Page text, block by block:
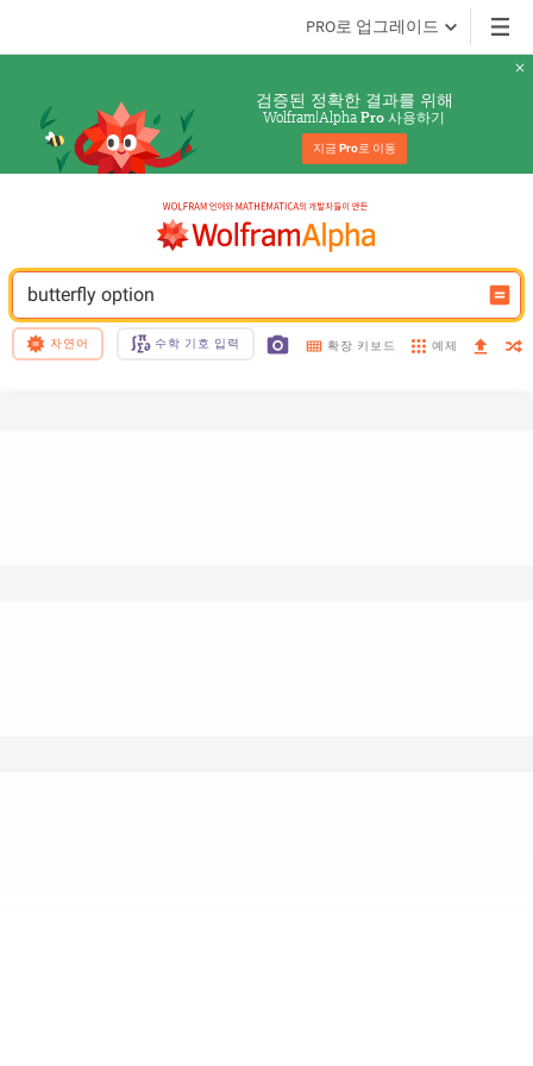
PRO로 업그레이드
검증된 정확한 결과를 위해
Wolfram|Alpha Pro 사용하기
지금 Pro로 이동
butterfly option
자연어 수학 기호 입력 확장 키보드 예제